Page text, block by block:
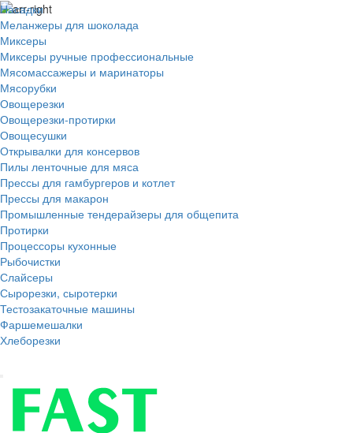
Насадки
Меланжеры для шоколада
Миксеры
Миксеры ручные профессиональные
Мясомассажеры и маринаторы
Мясорубки
Овощерезки
Овощерезки-протирки
Овощесушки
Открывалки для консервов
Пилы ленточные для мяса
Прессы для гамбургеров и котлет
Прессы для макарон
Промышленные тендерайзеры для общепита
Протирки
Процессоры кухонные
Рыбочистки
Слайсеры
Сырорезки, сыротерки
Тестозакаточные машины
Фаршемешалки
Хлеборезки